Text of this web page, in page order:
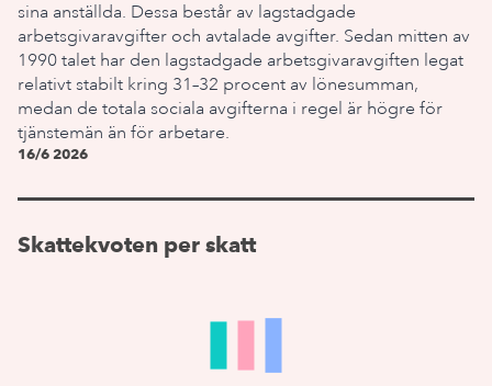
sina anställda. Dessa består av lagstadgade
arbetsgivaravgifter och avtalade avgifter. Sedan mitten av
1990 talet har den lagstadgade arbetsgivaravgiften legat
relativt stabilt kring 31–32 procent av lönesumman,
medan de totala sociala avgifterna i regel är högre för
tjänstemän än för arbetare.
16/6 2026
Skattekvoten per skatt